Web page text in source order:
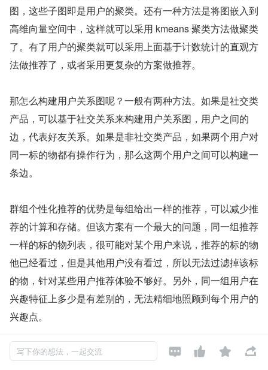
图，这些子图即是用户的聚类。还有一种方法是将图嵌入到
高维向量空间中，这样就可以采用 kmeans 聚类方法做聚类
了。有了用户的聚类就可以采用上面基于计数统计的直观方
法做推荐了，或者采用更复杂的方案做推荐。
那怎么构建用户关系图呢？一般有两种方法。如果是社交类
产品，可以基于社交关系来构建用户关系图，用户之间的
边，代表好友关系。如果是非社交类产品，如果两个用户对
同一标的物都有操作行为，那么这两个用户之间可以构建一
条边。
群组个性化推荐的优势是每组给出一样的推荐，可以减少推
荐的计算和存储。但该方案有一个最大的问题，同一组推荐
一样的标的物列表，很可能对某个用户来说，推荐的标的物
他已经看过，但是其他用户没有看过，所以无法过滤掉该标
的物，针对某些用户推荐体验不够好。另外，同一组用户在
兴趣特征上多少是有差别的，无法精细地照顾到每个用户的
兴趣点。
群组个性化推荐的思路和优点也可以用于完全个性化范式的
写下你的想法，一起交流    